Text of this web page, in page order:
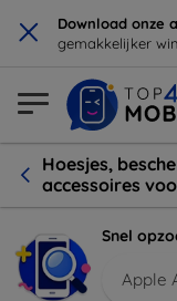
× Download onze
gemakkelijker
Hoesjes,
accessoires
Snel
Apple